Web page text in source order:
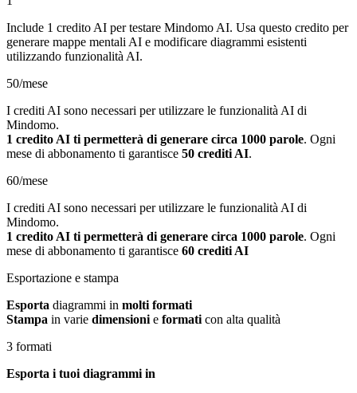
Include 1 credito AI per testare Mindomo AI. Usa questo credito per
generare mappe mentali AI e modificare diagrammi esistenti
utilizzando funzionalità AI.
50/mese
I crediti AI sono necessari per utilizzare le funzionalità AI di
Mindomo.
1 credito AI ti permetterà di generare circa 1000 parole. Ogni
mese di abbonamento ti garantisce 50 crediti AI.
60/mese
I crediti AI sono necessari per utilizzare le funzionalità AI di
Mindomo.
1 credito AI ti permetterà di generare circa 1000 parole. Ogni
mese di abbonamento ti garantisce 60 crediti AI
Esportazione e stampa
Esporta diagrammi in molti formati
Stampa in varie dimensionie formaticon alta qualità
3 formati
Esporta i tuoi diagrammi in